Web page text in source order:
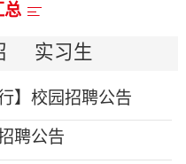
总
实习生
】校园招聘公告
聘公告